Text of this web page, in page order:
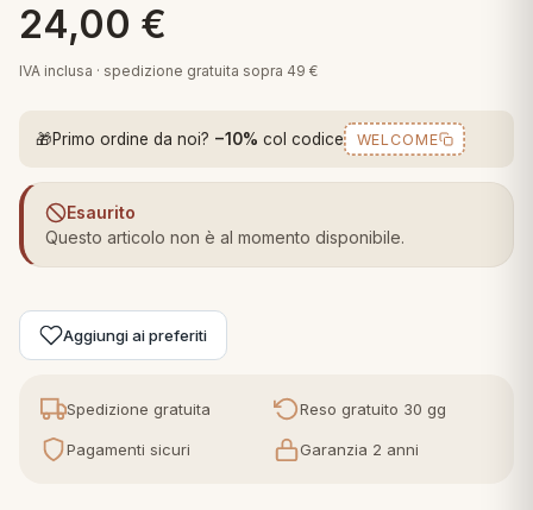
Letto
arredo
arredo
Step
in fibra
in piuma
Plaid Cartoons
Teli Mare Cartoons
Trapuntini Cartoons
24,00 €
IVA inclusa · spedizione gratuita sopra 49 €
🎁Primo ordine da noi? −10% col codice WELCOME
Esaurito
Questo articolo non è al momento disponibile.
Aggiungi ai preferiti
Spedizione gratuita Reso gratuito 30 gg
Pagamenti sicuri Garanzia 2 anni